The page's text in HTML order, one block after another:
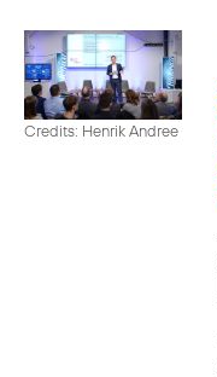
Credits: Henrik Andree